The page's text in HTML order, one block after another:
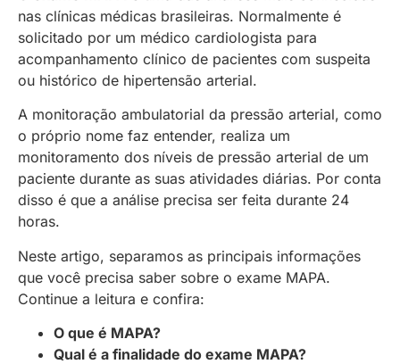
nas clínicas médicas brasileiras. Normalmente é
solicitado por um médico cardiologista para
acompanhamento clínico de pacientes com suspeita
ou histórico de hipertensão arterial.
A monitoração ambulatorial da pressão arterial, como
o próprio nome faz entender, realiza um
monitoramento dos níveis de pressão arterial de um
paciente durante as suas atividades diárias. Por conta
disso é que a análise precisa ser feita durante 24
horas.
Neste artigo, separamos as principais informações
que você precisa saber sobre o exame MAPA.
Continue a leitura e confira:
O que é MAPA?
Qual é a finalidade do exame MAPA?